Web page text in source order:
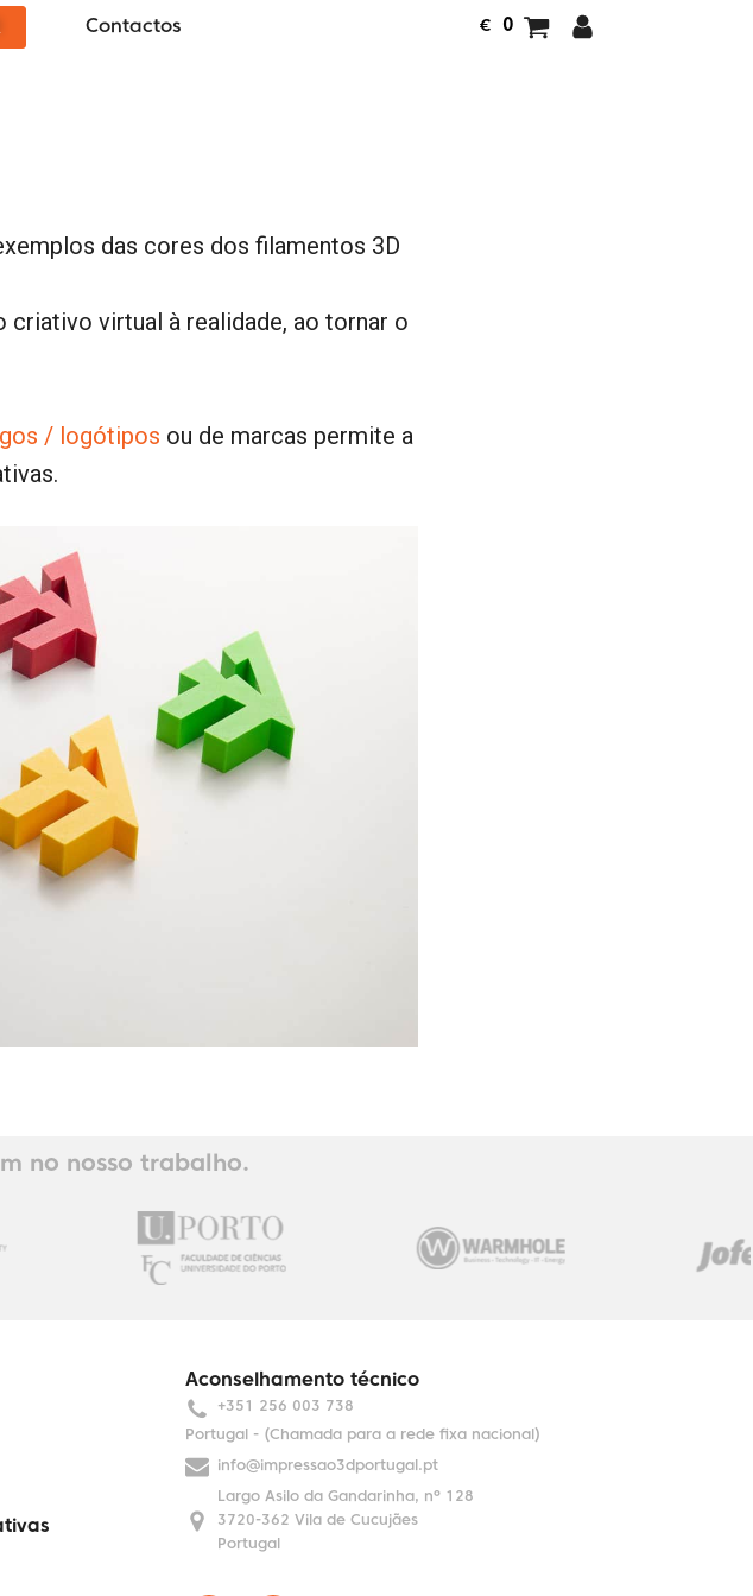
Contactos € 0
das cores dos filamentos 3D
criativo virtual à realidade, ao tornar o
/ logótipos ou de marcas permite a
no nosso trabalho.
Aconselhamento técnico
+351 256 003 738
Portugal - (Chamada para a rede fixa nacional)
info@impressao3dportugal.pt
Largo Asilo da Gandarinha, nº 128
3720-362 Vila de Cucujães
Portugal